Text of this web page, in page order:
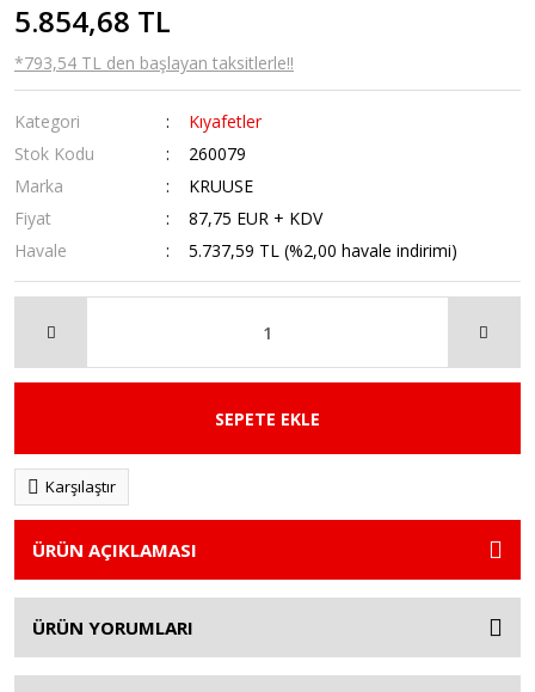
5.854,68 TL
*793,54 TL den başlayan taksitlerle!!
Kategori
Kıyafetler
Stok Kodu
260079
Marka
KRUUSE
Fiyat
87,75 EUR + KDV
Havale
5.737,59 TL (%2,00 havale indirimi)
SEPETE EKLE
Karşılaştır
ÜRÜN AÇIKLAMASI
ÜRÜN YORUMLARI